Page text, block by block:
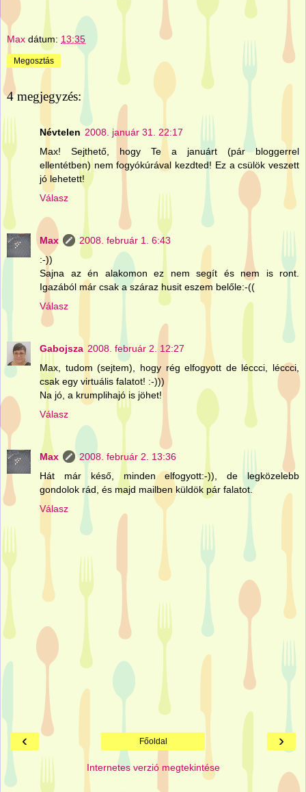
Max dátum: 13:35
Megosztás
4 megjegyzés:
Névtelen 2008. január 31. 22:17
Max! Sejthető, hogy Te a januárt (pár bloggerrel
ellentétben) nem fogyókúrával kezdted! Ez a csülök veszett
jó lehetett!
Válasz
Max
2008. február 1. 6:43
:-))
Sajna az én alakomon ez nem segít és nem is ront.
Igazából már csak a száraz husit eszem belőle:-((
Válasz
Gabojsza 2008. február 2. 12:27
Max, tudom (sejtem), hogy rég elfogyott de léccci, léccci,
csak egy virtuális falatot! :-)))
Na jó, a krumplihajó is jöhet!
Válasz
Max
2008. február 2. 13:36
Hát már késő, minden elfogyott:-)), de legközelebb
gondolok rád, és majd mailben küldök pár falatot.
Válasz
‹ ›
Főoldal
Internetes verzió megtekintése